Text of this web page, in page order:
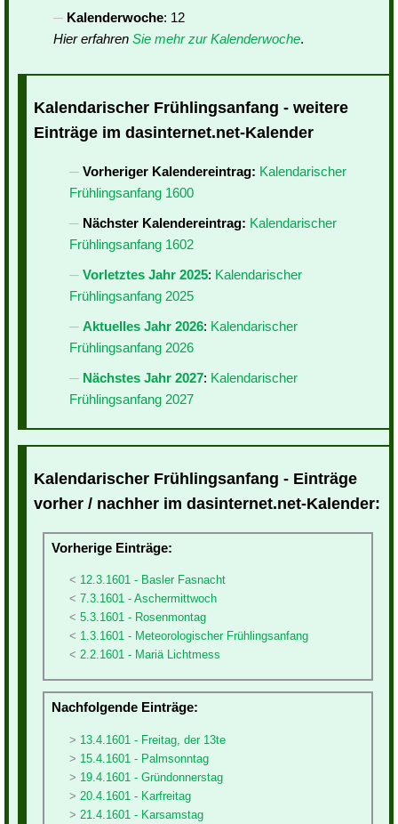
Kalenderwoche: 12
Hier erfahren Sie mehr zur Kalenderwoche.
Kalendarischer Frühlingsanfang - weitere
Einträge im dasinternet.net-Kalender
Vorheriger Kalendereintrag: Kalendarischer
Frühlingsanfang 1600
Nächster Kalendereintrag: Kalendarischer
Frühlingsanfang 1602
Vorletztes Jahr 2025: Kalendarischer
Frühlingsanfang 2025
Aktuelles Jahr 2026: Kalendarischer
Frühlingsanfang 2026
Nächstes Jahr 2027: Kalendarischer
Frühlingsanfang 2027
Kalendarischer Frühlingsanfang - Einträge
vorher / nachher im dasinternet.net-Kalender:
Vorherige Einträge:
12.3.1601 - Basler Fasnacht
7.3.1601 - Aschermittwoch
5.3.1601 - Rosenmontag
1.3.1601 - Meteorologischer Frühlingsanfang
2.2.1601 - Mariä Lichtmess
Nachfolgende Einträge:
13.4.1601 - Freitag, der 13te
15.4.1601 - Palmsonntag
19.4.1601 - Gründonnerstag
20.4.1601 - Karfreitag
21.4.1601 - Karsamstag